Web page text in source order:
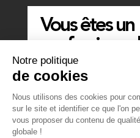
Vous êtes un
professionnel
ÉCRIVEZ-NOUS
Notre politique
de cookies
Nous utilisons des cookies pour
sur le site et identifier ce que l'on
vous proposer du contenu de
globale !